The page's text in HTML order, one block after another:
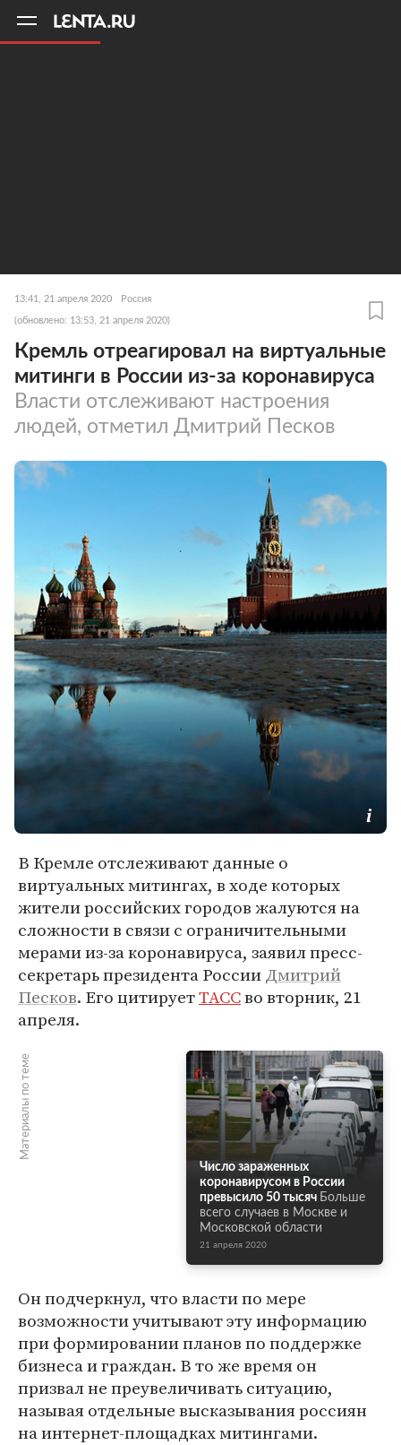
13:41, 21 апреля 2020 Россия
(обновлено: 13:53, 21 апреля 2020)
Кремль отреагировал на виртуальные
митинги в России из-за коронавируса
Власти отслеживают настроения
людей, отметил Дмитрий Песков
В Кремле отслеживают данные о
виртуальных митингах, в ходе которых
жители российских городов жалуются на
сложности в связи с ограничительными
мерами из-за коронавируса, заявил пресс-
секретарь президента РоссииДмитрий
Песков. Его цитируетТАССво вторник, 21
апреля.
Материалы по теме
Число зараженных
коронавирусом в России
превысило 50 тысяч Больше
всего случаев в Москве и
Московской области
21 апреля 2020
Он подчеркнул, что власти по мере
возможности учитывают эту информацию
при формировании планов по поддержке
бизнеса и граждан. В то же время он
призвал не преувеличивать ситуацию,
называя отдельные высказывания россиян
на интернет-площадках митингами.